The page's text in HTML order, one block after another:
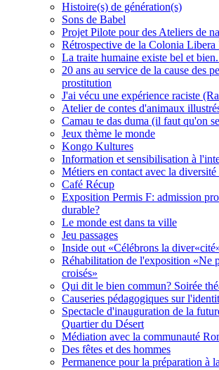
Histoire(s) de génération(s)
Sons de Babel
Projet Pilote pour des Ateliers de
Rétrospective de la Colonia Libera
La traite humaine existe bel et
20 ans au service de la cause des
prostitution
J'ai vécu une expérience raciste
Atelier de contes d'animaux
Camau te das duma (il faut qu'on
Jeux thème le monde
Kongo Kultures
Information et sensibilisation à
Métiers en contact avec la
Café Récup
Exposition Permis F: admission
durable?
Le monde est dans ta ville
Jeu passages
Inside out «Célébrons la
Réhabilitation de l'exposition «Ne
croisés»
Qui dit le bien commun? Soirée
Causeries pédagogiques sur
Spectacle d'inauguration de la
Quartier du Désert
Médiation avec la communauté
Des fêtes et des hommes
Permanence pour la préparation à